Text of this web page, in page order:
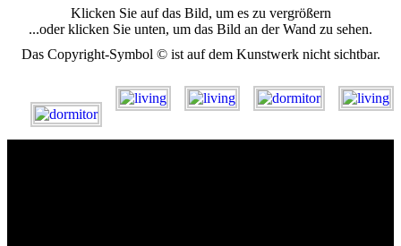
Klicken Sie auf das Bild, um es zu vergrößern
...oder klicken Sie unten, um das Bild an der Wand zu sehen.
Das Copyright-Symbol © ist auf dem Kunstwerk nicht sichtbar.